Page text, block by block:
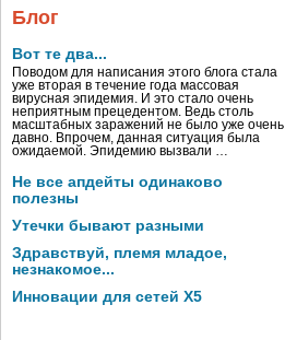
Блог
Вот те два...
Поводом для написания этого блога стала
уже вторая в течение года массовая
вирусная эпидемия. И это стало очень
неприятным прецедентом. Ведь столь
масштабных заражений не было уже очень
давно. Впрочем, данная ситуация была
ожидаемой. Эпидемию вызвали …
Не все апдейты одинаково
полезны
Утечки бывают разными
Здравствуй, племя младое,
незнакомое...
Инновации для сетей X5